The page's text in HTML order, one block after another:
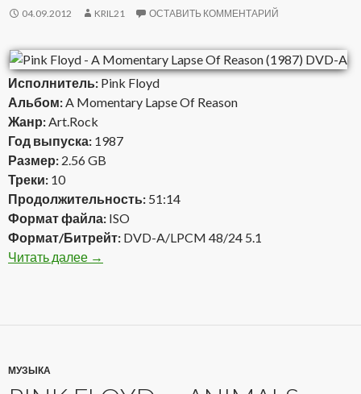
04.09.2012 KRIL21 ОСТАВИТЬ КОММЕНТАРИЙ
Исполнитель: Pink Floyd
Альбом:A Momentary Lapse Of Reason
Жанр:Art.Rock
Год выпуска: 1987
Размер: 2.56 GB
Треки: 10
Продолжительность: 51:14
Формат файла: ISO
Формат/Битрейт: DVD-A/LPCM 48/24 5.1
Читать далее Pink Floyd — A Momentary Lapse Of Reason
→
МУЗЫКА